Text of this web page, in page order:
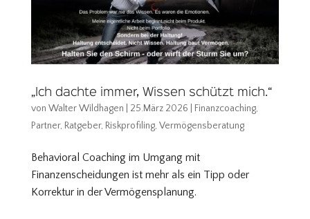
„Ich dachte immer, Wissen schützt mich.“
von Walter Wildhagen 25.März 2026 Finanzcoaching,
Partner, Ratgeber, Riskprofiling, Vermögensberatung
Behavioral Coaching im Umgang mit
Finanzenscheidungen ist mehr als ein Tipp oder
Korrektur in der Vermögensplanung.